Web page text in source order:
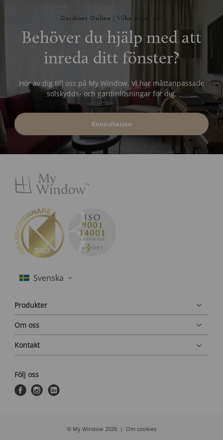
Gardiner Online | Vilka väljer du?
Behöver du hjälp med att
inreda ditt fönster?
Hör av dig till oss på My Window. Vi har måttanpassade
solskydds- och gardinlösningar för dig.
Konsultation
Produkter
Om oss
Kontakt
Följ oss
f
i
l
© My Window 2026 Om cookies